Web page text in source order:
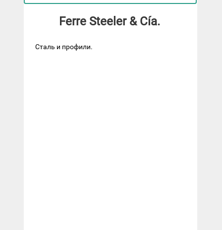
Ferre Steeler & Cía.
Сталь и профили.